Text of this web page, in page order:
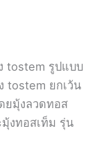
tostem รูปแบบ
tostem ยกเว้น
ยมุ้งลวดทอส
งทอสเท็ม รุ่น